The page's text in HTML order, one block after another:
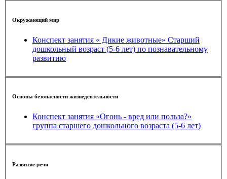
Окружающий мир
Конспект занятия « Дикие животные» Старший
дошкольный возраст (5-6 лет) по познавательному
развитию
Основы безопасности жизнедеятельности
Конспект занятия «Огонь - вред или польза?»
группа старшего дошкольного возраста (5-6 лет)
Развитие речи